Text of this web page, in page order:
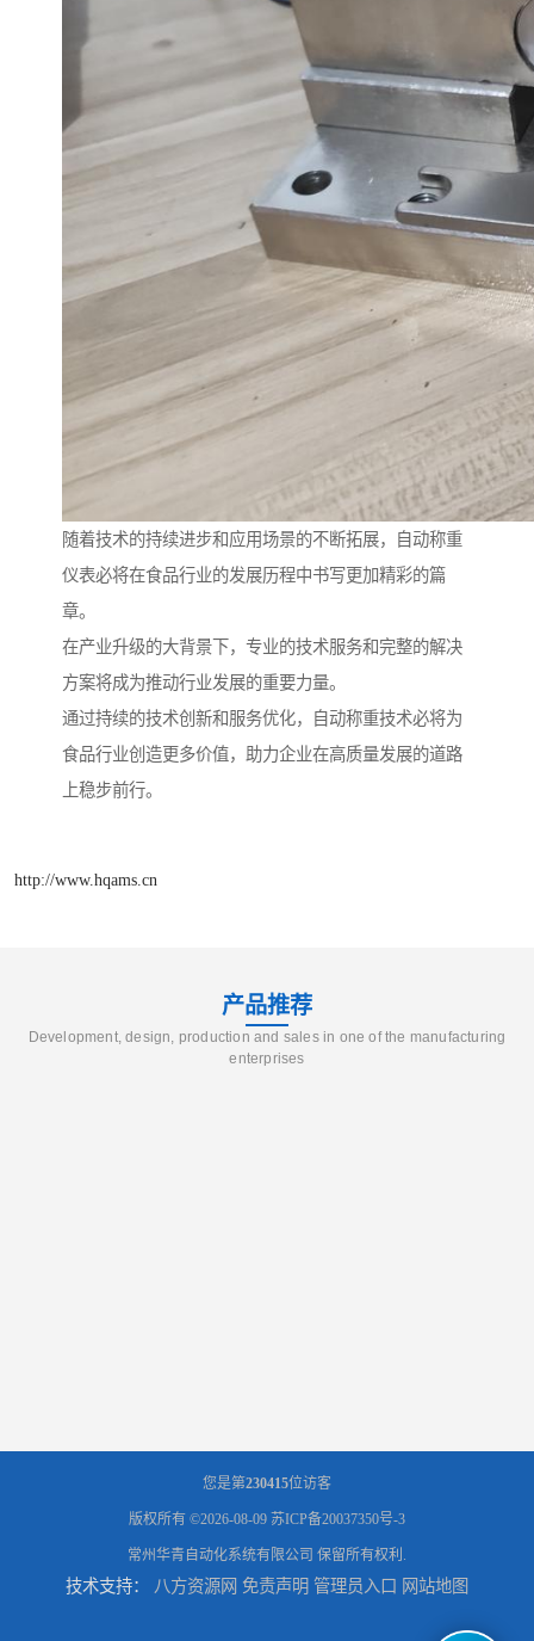
随着技术的持续进步和应用场景的不断拓展，自动称重
仪表必将在食品行业的发展历程中书写更加精彩的篇
章。
在产业升级的大背景下，专业的技术服务和完整的解决
方案将成为推动行业发展的重要力量。
通过持续的技术创新和服务优化，自动称重技术必将为
食品行业创造更多价值，助力企业在高质量发展的道路
上稳步前行。
http://www.hqams.cn
产品推荐
Development, design, production and sales in one of the manufacturing
enterprises
您是第230415位访客
版权所有 ©2026-08-09 苏ICP备20037350号-3
常州华青自动化系统有限公司 保留所有权利.
技术支持： 八方资源网 免责声明 管理员入口 网站地图